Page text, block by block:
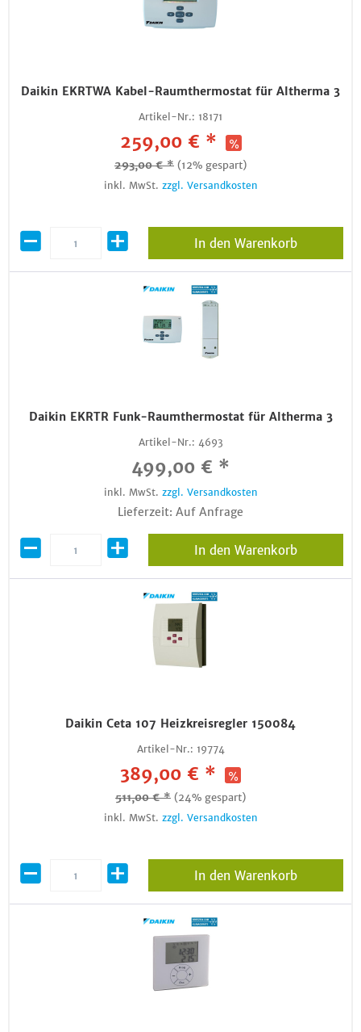
Daikin EKRTWA Kabel-Raumthermostat für Altherma 3
Artikel-Nr.: 18171
259,00 € *
293,00 € * (12% gespart)
inkl. MwSt. zzgl. Versandkosten
In den Warenkorb
Daikin EKRTR Funk-Raumthermostat für Altherma 3
Artikel-Nr.: 4693
499,00 € *
inkl. MwSt. zzgl. Versandkosten
Lieferzeit: Auf Anfrage
In den Warenkorb
Daikin Ceta 107 Heizkreisregler 150084
Artikel-Nr.: 19774
389,00 € *
511,00 € * (24% gespart)
inkl. MwSt. zzgl. Versandkosten
In den Warenkorb